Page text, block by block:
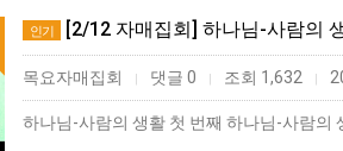
인기 [2/12 자매집회] 하나님-사람의
목요자매집회 | 댓글 0 | 조회 1,632 |